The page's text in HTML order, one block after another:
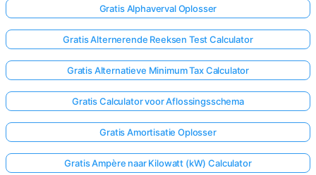
Gratis Alphaverval Oplosser
Gratis Alternerende Reeksen Test Calculator
Gratis Alternatieve Minimum Tax Calculator
Gratis Calculator voor Aflossingsschema
Gratis Amortisatie Oplosser
Gratis Ampère naar Kilowatt (kW) Calculator